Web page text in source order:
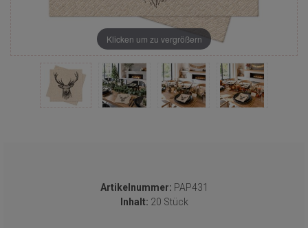
Klicken um zu vergrößern
Artikelnummer: PAP431
Inhalt: 20 Stück